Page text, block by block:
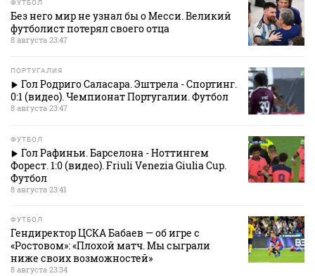
ФУТБОЛ
Без него мир не узнал бы о Месси. Великий
футболист потерял своего отца
8 августа 23:47
ПОРТУГАЛИЯ
Гол Родриго Саласара. Эштрела - Спортинг.
0:1 (видео). Чемпионат Португалии. Футбол
8 августа 23:47
ФУТБОЛ
Гол Рафиньи. Барселона - Ноттингем
Форест. 1:0 (видео). Friuli Venezia Giulia Cup.
Футбол
8 августа 23:41
ФУТБОЛ
Гендиректор ЦСКА Бабаев — об игре с
«Ростовом»: «Плохой матч. Мы сыграли
ниже своих возможностей»
8 августа 23:34